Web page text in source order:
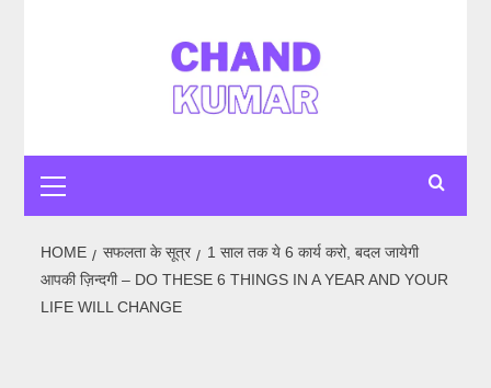
Menu
HOME सफलता के सूत्र
1 साल तक ये 6 कार्य करो, बदल जायेगी
आपकी ज़िन्दगी – DO THESE 6 THINGS IN A YEAR AND YOUR
LIFE WILL CHANGE